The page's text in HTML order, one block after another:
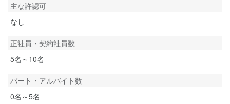
主な許認可
なし
正社員・契約社員数
5名～10名
パート・アルバイト数
0名～5名